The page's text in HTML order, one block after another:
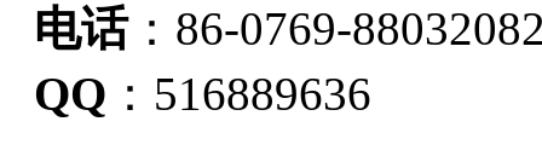
电话：86-0769-
QQ ：516889636